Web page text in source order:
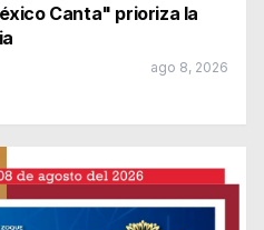
Canta" prioriza la
ago 8, 2026